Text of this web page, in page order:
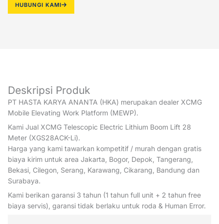
HUBUNGI KAMI
Deskripsi Produk
PT HASTA KARYA ANANTA (HKA) merupakan dealer XCMG
Mobile Elevating Work Platform (MEWP).
Kami Jual XCMG Telescopic Electric Lithium Boom Lift 28
Meter (XGS28ACK-Li).
Harga yang kami tawarkan kompetitif / murah dengan gratis
biaya kirim untuk area Jakarta, Bogor, Depok, Tangerang,
Bekasi, Cilegon, Serang, Karawang, Cikarang, Bandung dan
Surabaya.
Kami berikan garansi 3 tahun (1 tahun full unit + 2 tahun free
biaya servis), garansi tidak berlaku untuk roda & Human Error.